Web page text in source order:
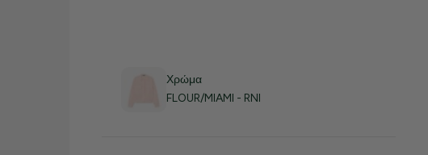
Χρώμα
FLOUR/MIAMI - RNI